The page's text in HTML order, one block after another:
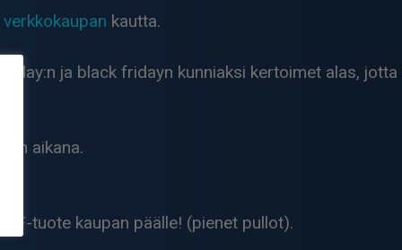
kautta.
day:n ja black fridayn kunniaksi kertoimet alas, jotta
aikana.
tuote kaupan päälle! (pienet pullot).